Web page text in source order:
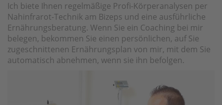
Ich biete Ihnen regelmäßige Profi-Körperanalysen per
Nahinfrarot-Technik am Bizeps und eine ausführliche
Ernährungsberatung. Wenn Sie ein Coaching bei mir
belegen, bekommen Sie einen persönlichen, auf Sie
zugeschnittenen Ernährungsplan von mir, mit dem Sie
automatisch abnehmen, wenn sie ihn befolgen.